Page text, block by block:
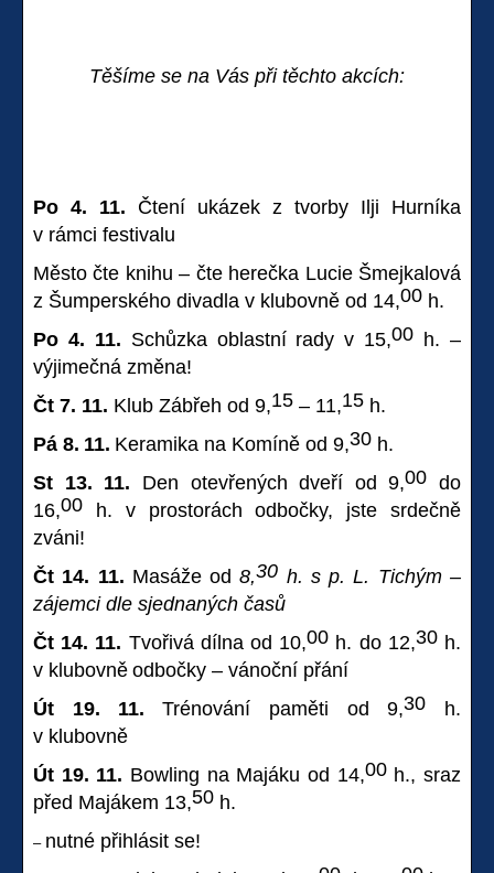
Těšíme se na Vás při těchto akcích:
Po 4. 11. Čtení ukázek z tvorby Ilji Hurníka
v rámci festivalu
Město čte knihu – čte herečka Lucie Šmejkalová
z Šumperského divadla v klubovně od 14,00 h.
Po 4. 11. Schůzka oblastní rady v 15,00 h. –
výjimečná změna!
Čt 7. 11. Klub Zábřeh od 9,15 – 11,15 h.
Pá 8. 11. Keramika na Komíně od 9,30 h.
St 13. 11. Den otevřených dveří od 9,00 do
16,00 h. v prostorách odbočky, jste srdečně
zváni!
Čt 14. 11. Masáže od8,30 h. s p. L. Tichým –
zájemci dle sjednaných časů
Čt 14. 11. Tvořivá dílna od 10,00 h. do 12,30h.
v klubovně odbočky – vánoční přání
Út 19. 11.
Trénování paměti od 9,30 h.
v klubovně
Út 19. 11. Bowling na Majáku od 14,00h., sraz
před Majákem 13,50 h.
– nutné přihlásit se!